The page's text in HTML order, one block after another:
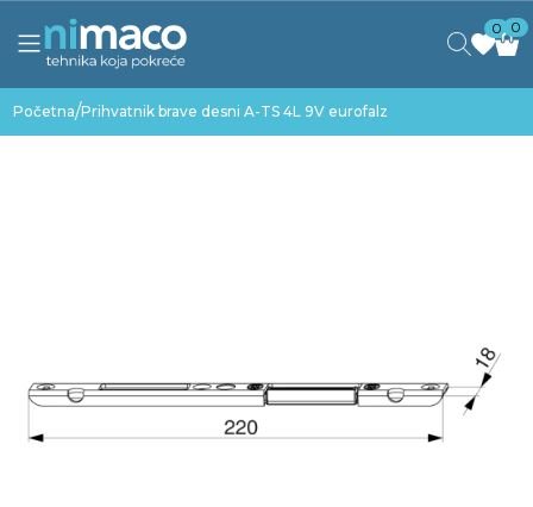
0 0
Početna/Prihvatnik brave desni A-TS 4L 9V eurofalz